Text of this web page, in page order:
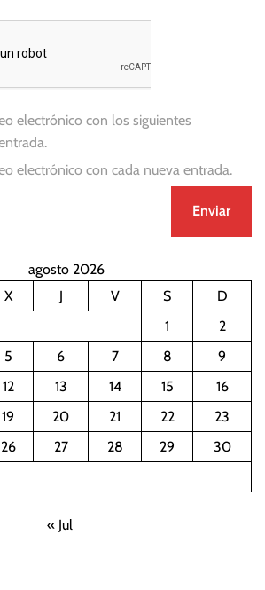
electrónico con los siguientes
electrónico con cada nueva entrada.
agosto 2026
X J V S
D
1
2
5 6 7 8
9
12 13 14 15
16
19 20 21 22
23
26 27 28 29
30
« Jul